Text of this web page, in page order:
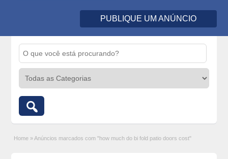
PUBLIQUE UM ANÚNCIO
Home » Anúncios marcados com "how much do bi fold patio doors cost"